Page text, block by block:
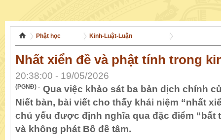
Phật học Kinh-Luật-Luận
Nhất xiển đề và phật tính trong
20:38:00 - 19/05/2026
(PGNĐ) - Qua việc khảo sát ba bản dịch chính
Niết bàn, bài viết cho thấy khái niệm “nhất
chủ yếu được định nghĩa qua đặc điểm “bất
và không phát Bồ đề tâm.